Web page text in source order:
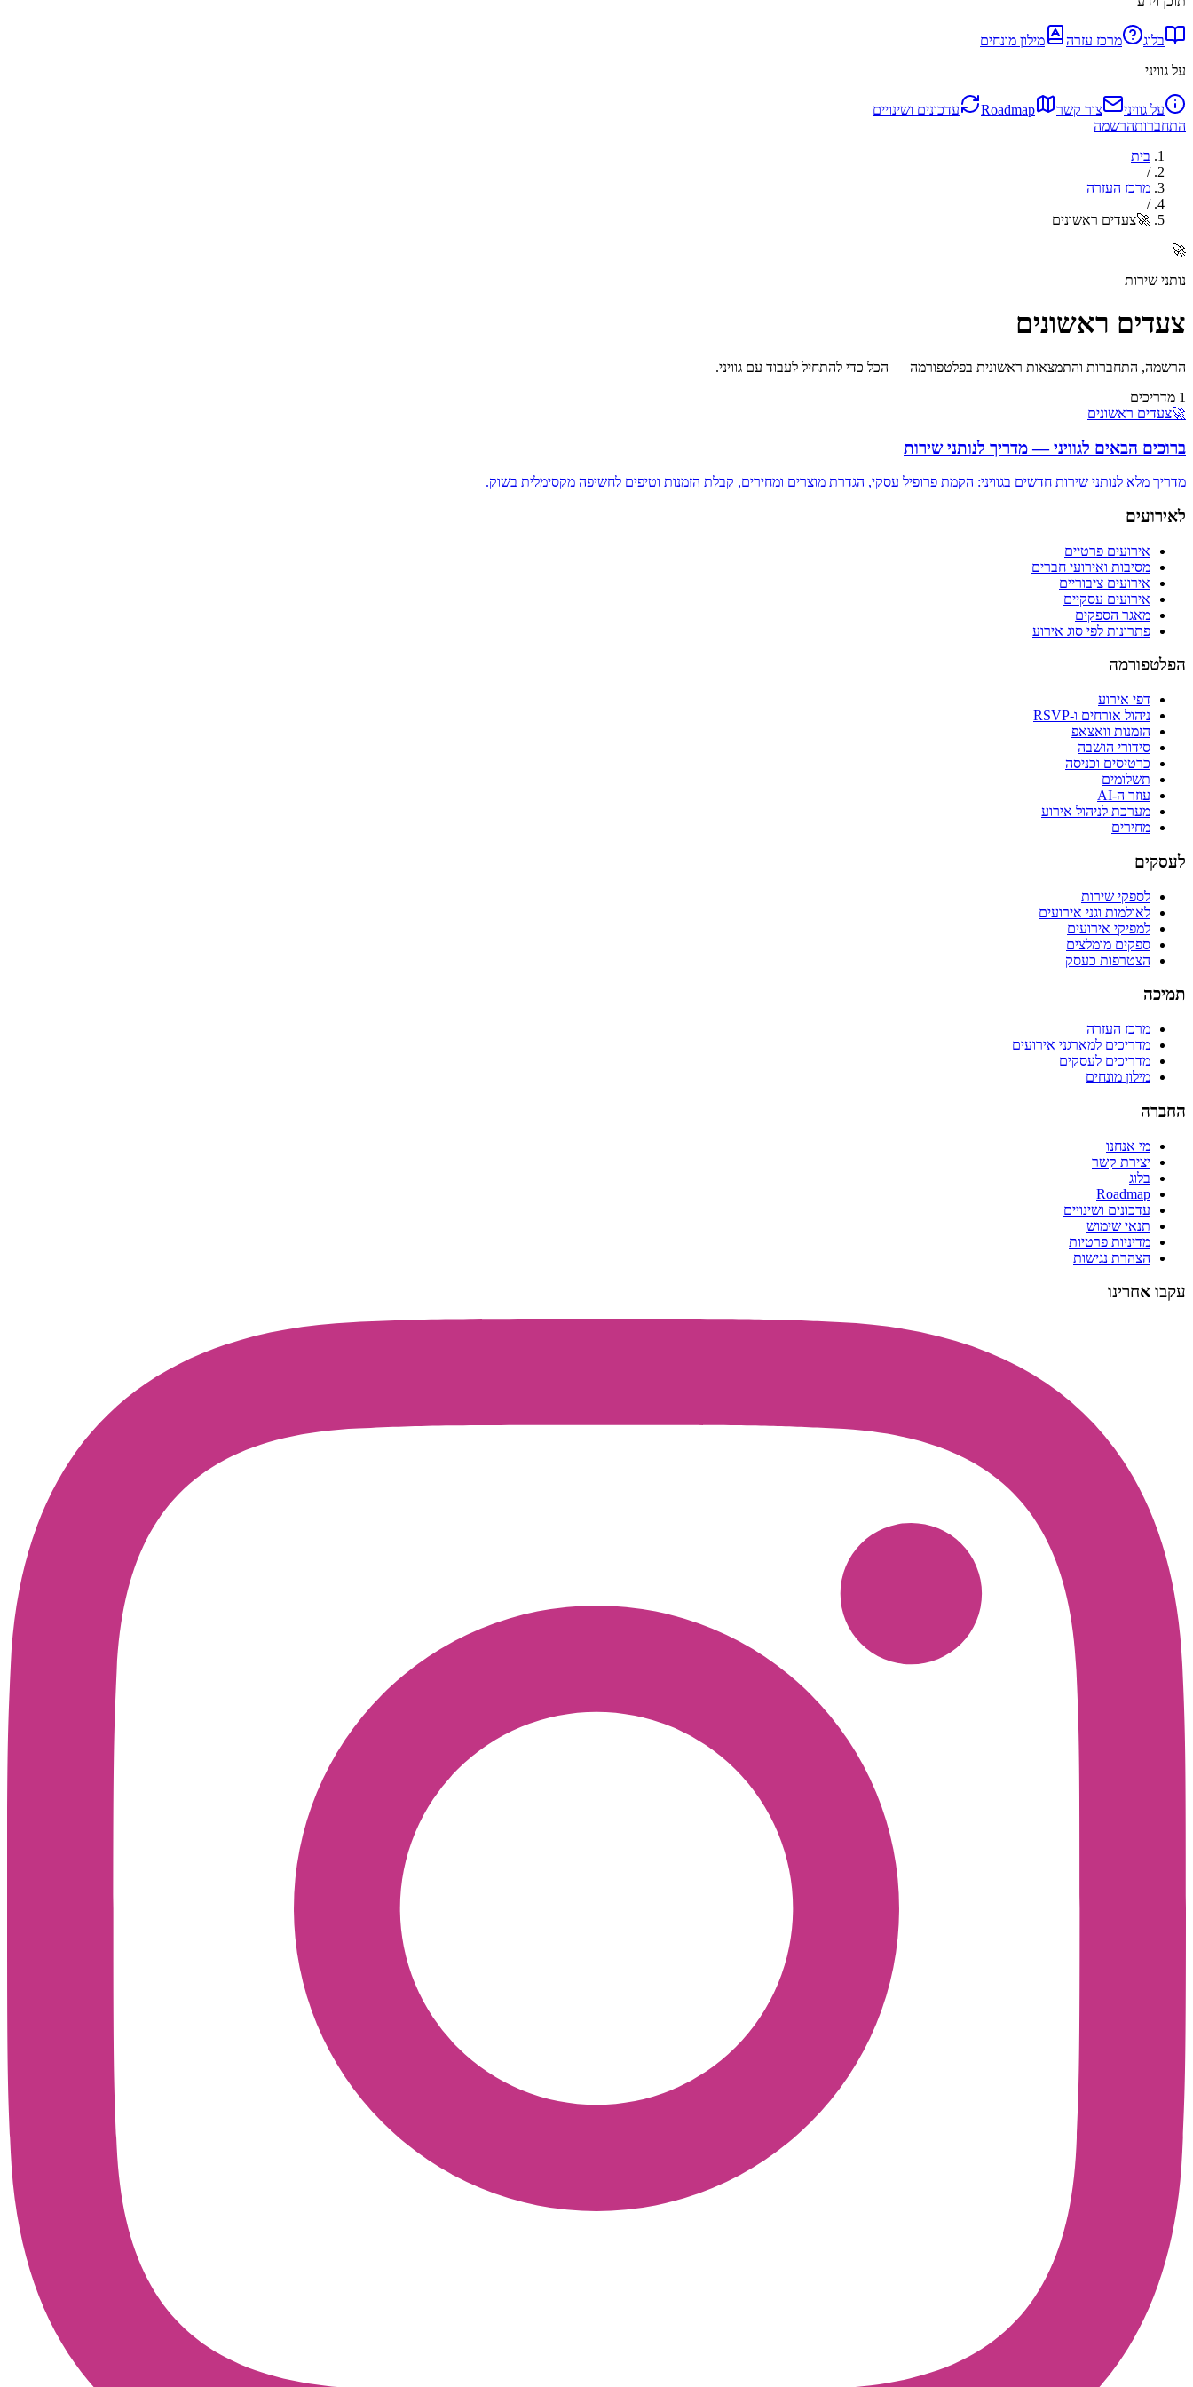
בלוג מרכז עזרה
מילון מונחים
על גוויני
על גוויני צור קשר Roadmap
עדכונים ושינויים
התחברותהרשמה
בית
/
מרכז העזרה
/
🚀צעדים ראשונים
🚀
נותני שירות
צעדים ראשונים
הרשמה, התחברות והתמצאות ראשונית בפלטפורמה — הכל כדי להתחיל לעבוד עם גוויני.
1 מדריכים
🚀צעדים ראשונים
ברוכים הבאים לגוויני — מדריך לנותני שירות
מדריך מלא לנותני שירות חדשים בגוויני: הקמת פרופיל עסקי, הגדרת מוצרים ומחירים, קבלת הזמנות וטיפים לחשיפה מקסימלית בשוק.
לאירועים
אירועים פרטיים
מסיבות ואירועי חברים
אירועים ציבוריים
אירועים עסקיים
מאגר הספקים
פתרונות לפי סוג אירוע
הפלטפורמה
דפי אירוע
ניהול אורחים ו-RSVP
הזמנות וואצאפ
סידורי הושבה
כרטיסים וכניסה
תשלומים
עוזר ה-AI
מערכת לניהול אירוע
מחירים
לעסקים
לספקי שירות
לאולמות וגני אירועים
למפיקי אירועים
ספקים מומלצים
הצטרפות כעסק
תמיכה
מרכז העזרה
מדריכים למארגני אירועים
מדריכים לעסקים
מילון מונחים
החברה
מי אנחנו
יצירת קשר
בלוג
Roadmap
עדכונים ושינויים
תנאי שימוש
מדיניות פרטיות
הצהרת נגישות
עקבו אחרינו